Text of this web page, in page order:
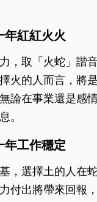
紅紅火火
，取「火蛇」諧
火的人而言，將
論在事業還是感
。
工作穩定
，選擇土的人在
付出將帶來回報